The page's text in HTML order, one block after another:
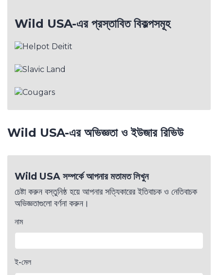
Wild USA-এর প্রস্তাবিত বিকল্পসমূহ
Wild USA-এর অভিজ্ঞতা ও ইউজার রিভিউ
Wild USA সম্পর্কে আপনার মতামত লিখুন
চেষ্টা করুন বস্তুনিষ্ঠ হয়ে আপনার সত্যিকারের ইতিবাচক ও নেতিবাচক
অভিজ্ঞতাগুলো বর্ণনা করুন।
নাম
ই-মেল